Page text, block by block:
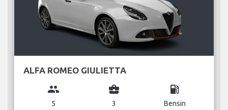
ALFA ROMEO GIULIETTA
group
5
business_center
3
local_gas_station
Bensin